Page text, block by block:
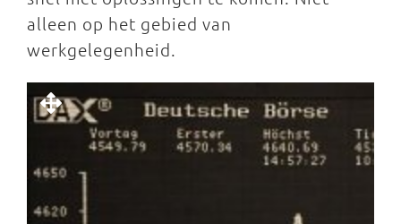
alleen op het gebied van
werkgelegenheid.